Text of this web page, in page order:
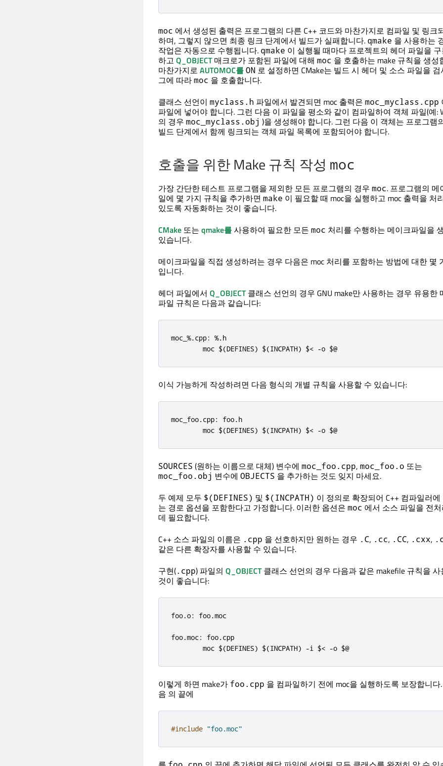
moc 에서 생성된 출력은 프로그램의 다른 C++ 코드와 마찬가지로 컴파일 및 링크
하며, 그렇지 않으면 최종 링크 단계에서 빌드가 실패합니다. qmake 을 사용하는
작업은 자동으로 수행됩니다. qmake 이 실행될 때마다 프로젝트의 헤더 파일을
하고 Q_OBJECT매크로가 포함된 파일에 대해 moc 을 호출하는 make 규칙을 생성
마찬가지로 AUTOMOC를ON 로 설정하면 CMake는 빌드 시 헤더 및 소스 파일을
그에 따라moc 을 호출합니다.
클래스 선언이 myclass.h 파일에서 발견되면 moc 출력은 moc_myclass.cpp
파일에 넣어야 합니다. 그런 다음 이 파일을 평소와 같이 컴파일하여 객체 파일(예:
의 경우 moc_myclass.obj )을 생성해야 합니다. 그런 다음 이 객체는 프로그램
빌드 단계에서 함께 링크되는 객체 파일 목록에 포함되어야 합니다.
호출을 위한 Make 규칙 작성 moc
가장 간단한 테스트 프로그램을 제외한 모든 프로그램의 경우 moc. 프로그램의 메
일에 몇 가지 규칙을 추가하면 make 이 필요할 때 moc을 실행하고 moc 출력을 처
있도록 자동화하는 것이 좋습니다.
CMake 또는 qmake를사용하여 필요한 모든 moc 처리를 수행하는 메이크파일을
있습니다.
메이크파일을 직접 생성하려는 경우 다음은 moc 처리를 포함하는 방법에 대한 몇
입니다.
헤더 파일에서 Q_OBJECT클래스 선언의 경우 GNU make만 사용하는 경우 유용한
파일 규칙은 다음과 같습니다:
moc_ %.cpp: %.h
        moc $
(DEFINES) $(INCPATH) $< -o $@
이식 가능하게 작성하려면 다음 형식의 개별 규칙을 사용할 수 있습니다:
moc_foo.cpp: foo.h
        moc $
(DEFINES) $(INCPATH) $< -o $@
SOURCES (원하는 이름으로 대체) 변수에 moc_foo.cpp, moc_foo.o 또는
moc_foo.obj 변수에 OBJECTS 을 추가하는 것도 잊지 마세요.
두 예제 모두 $(DEFINES) 및 $(INCPATH) 이 정의로 확장되어 C++ 컴파일러에
는 경로 옵션을 포함한다고 가정합니다. 이러한 옵션은 moc 에서 소스 파일을 전
데 필요합니다.
C++ 소스 파일의 이름은 .cpp 을 선호하지만 원하는 경우 .C, .cc, .CC, .cxx,
같은 다른 확장자를 사용할 수 있습니다.
구현(.cpp) 파일의 Q_OBJECT클래스 선언의 경우 다음과 같은 makefile 규칙을 사
것이 좋습니다:
foo.o: foo.moc
foo.moc : foo.cpp
        moc $
(DEFINES) $(INCPATH) -i $< -o $@
이렇게 하면 make가 foo.cpp 을 컴파일하기 전에 moc을 실행하도록 보장합니다
음 의 끝에
#include "foo.moc"